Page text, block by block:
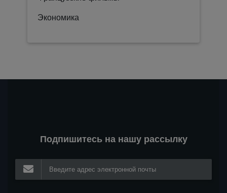
Экономика
Подпишитесь на нашу рассылку